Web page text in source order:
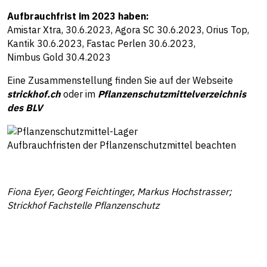
Aufbrauchfrist im 2023 haben:
Amistar Xtra, 30.6.2023, Agora SC 30.6.2023, Orius Top,
Kantik 30.6.2023, Fastac Perlen 30.6.2023,
Nimbus Gold 30.4.2023
Eine Zusammenstellung finden Sie auf der Webseite
strickhof.ch oder im Pflanzenschutzmittelverzeichnis
des BLV
Aufbrauchfristen der Pflanzenschutzmittel beachten
Fiona Eyer, Georg Feichtinger, Markus Hochstrasser;
Strickhof Fachstelle Pflanzenschutz